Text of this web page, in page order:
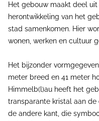
Het gebouw maakt deel
herontwikkeling van het
stad samenkomen. Hier
wonen, werken en cultuur
Het bijzonder
meter breed en 41 meter
Himmelb(l)au heeft het
transparante kristal aan de
de andere kant, die